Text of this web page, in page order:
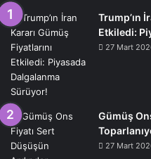
Trump’ın
Etkiledi:
27 Mart
Gümüş
27 Mart